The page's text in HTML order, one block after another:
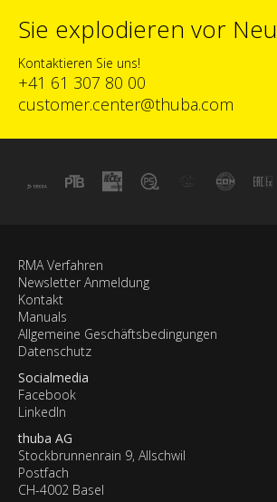
Sie explodieren vor
Kontaktieren Sie uns!
+41 61 307 80 00
customer.center@thuba.com
RMA Verfahren
Newsletter Anmeldung
Kontakt
Manuals
Allgemeine Geschäftsbedingungen
Datenschutz
Socialmedia
Facebook
LinkedIn
thuba AG
Stockbrunnenrain 9, Allschwil
Postfach
CH-4002 Basel